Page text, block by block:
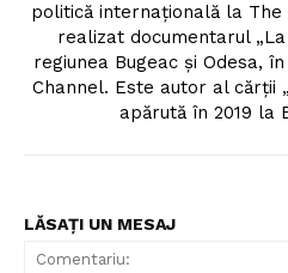
politică internațională la The
realizat documentarul
regiunea Bugeac și Odesa,
Channel. Este autor al cărții
apărută în 2019 la
LĂSAȚI UN MESAJ